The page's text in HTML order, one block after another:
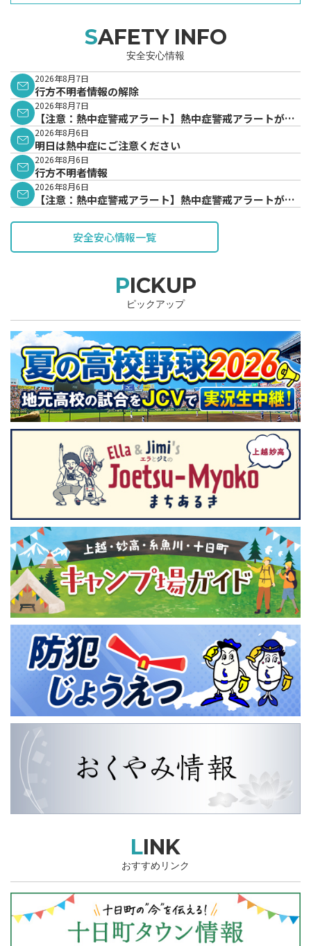
SAFETY INFO
安全安心情報
2026年8月7日
行方不明者情報の解除
2026年8月7日
【注意：熱中症警戒アラート】熱中症警戒アラートが発
表されています。
2026年8月6日
明日は熱中症にご注意ください
2026年8月6日
行方不明者情報
2026年8月6日
【注意：熱中症警戒アラート】熱中症警戒アラートが発
安全安心情報一覧
PICKUP
ピックアップ
LINK
おすすめリンク